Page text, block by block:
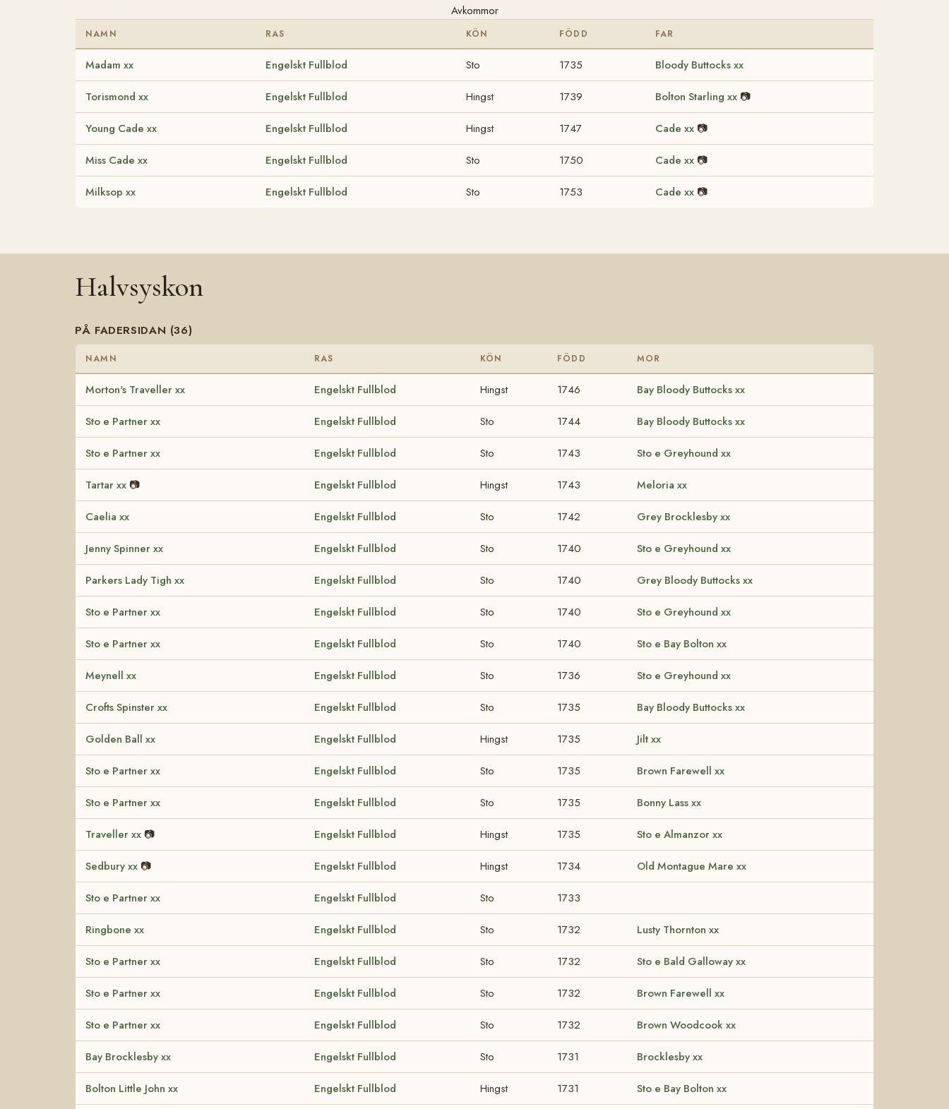
Avkommor
NAMN RAS KÖN FÖDD FAR
Madam xx Engelskt Fullblod Sto 1735 Bloody Buttocks xx
Torismond xx Engelskt Fullblod Hingst 1739 Bolton Starling xx 📷
Young Cade xx Engelskt Fullblod Hingst 1747 Cade xx 📷
Miss Cade xx Engelskt Fullblod Sto 1750 Cade xx 📷
Milksop xx Engelskt Fullblod Sto 1753 Cade xx 📷
Halvsyskon
PÅ FADERSIDAN (36)
NAMN RAS KÖN FÖDD MOR
Morton's Traveller xx Engelskt Fullblod Hingst 1746 Bay Bloody Buttocks xx
Sto e Partner xx Engelskt Fullblod Sto 1744 Bay Bloody Buttocks xx
Sto e Partner xx Engelskt Fullblod Sto 1743 Sto e Greyhound xx
Tartar xx 📷 Engelskt Fullblod Hingst 1743 Meloria xx
Caelia xx Engelskt Fullblod Sto 1742 Grey Brocklesby xx
Jenny Spinner xx Engelskt Fullblod Sto 1740 Sto e Greyhound xx
Parkers Lady Tigh xx Engelskt Fullblod Sto 1740 Grey Bloody Buttocks xx
Sto e Partner xx Engelskt Fullblod Sto 1740 Sto e Greyhound xx
Sto e Partner xx Engelskt Fullblod Sto 1740 Sto e Bay Bolton xx
Meynell xx Engelskt Fullblod Sto 1736 Sto e Greyhound xx
Crofts Spinster xx Engelskt Fullblod Sto 1735 Bay Bloody Buttocks xx
Golden Ball xx Engelskt Fullblod Hingst 1735 Jilt xx
Sto e Partner xx Engelskt Fullblod Sto 1735 Brown Farewell xx
Sto e Partner xx Engelskt Fullblod Sto 1735 Bonny Lass xx
Traveller xx 📷 Engelskt Fullblod Hingst 1735 Sto e Almanzor xx
Sedbury xx 📷 Engelskt Fullblod Hingst 1734 Old Montague Mare xx
Sto e Partner xx Engelskt Fullblod Sto 1733
Ringbone xx Engelskt Fullblod Sto 1732 Lusty Thornton xx
Sto e Partner xx Engelskt Fullblod Sto 1732 Sto e Bald Galloway xx
Sto e Partner xx Engelskt Fullblod Sto 1732 Brown Farewell xx
Sto e Partner xx Engelskt Fullblod Sto 1732 Brown Woodcook xx
Bay Brocklesby xx Engelskt Fullblod Sto 1731 Brocklesby xx
Bolton Little John xx Engelskt Fullblod Hingst 1731 Sto e Bay Bolton xx